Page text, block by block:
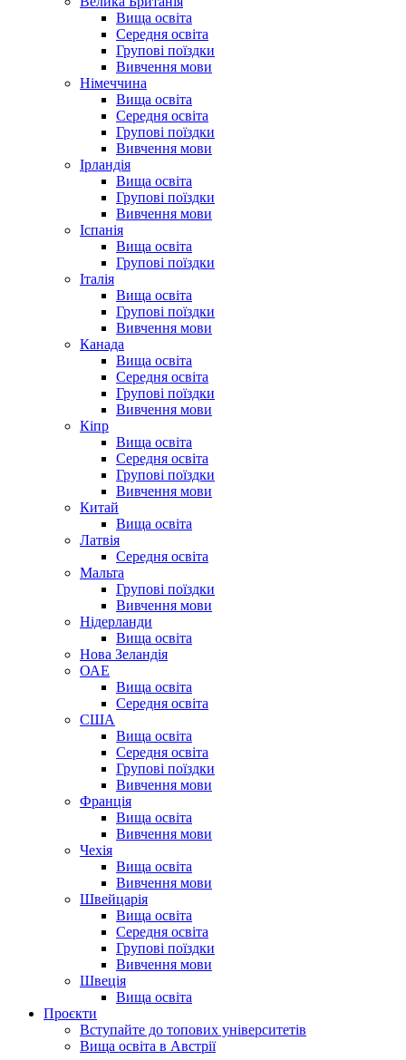
Вища освіта
Середня освіта
Групові поїздки
Вивчення мови
Німеччина
Вища освіта
Середня освіта
Групові поїздки
Вивчення мови
Ірландія
Вища освіта
Групові поїздки
Вивчення мови
Іспанія
Вища освіта
Групові поїздки
Італія
Вища освіта
Групові поїздки
Вивчення мови
Канада
Вища освіта
Середня освіта
Групові поїздки
Вивчення мови
Кіпр
Вища освіта
Середня освіта
Групові поїздки
Вивчення мови
Китай
Вища освіта
Латвія
Середня освіта
Мальта
Групові поїздки
Вивчення мови
Нідерланди
Вища освіта
Нова Зеландія
ОАЕ
Вища освіта
Середня освіта
США
Вища освіта
Середня освіта
Групові поїздки
Вивчення мови
Франція
Вища освіта
Вивчення мови
Чехія
Вища освіта
Вивчення мови
Швейцарія
Вища освіта
Середня освіта
Групові поїздки
Вивчення мови
Швеція
Вища освіта
Проєкти
Вступайте до топових університетів
Вища освіта в Австрії